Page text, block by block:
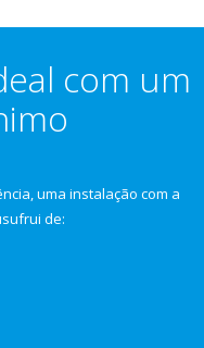
com um
uma instalação com a
de: